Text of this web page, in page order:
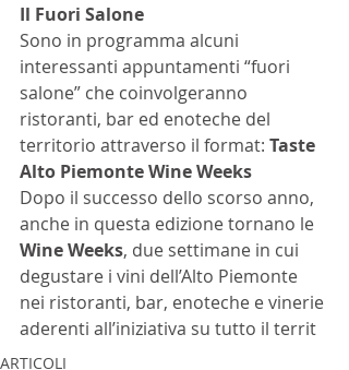
Il Fuori Salone
Sono in programma alcuni
interessanti appuntamenti “fuori
salone” che coinvolgeranno
ristoranti, bar ed enoteche del
territorio attraverso il format: Taste
Alto Piemonte Wine Weeks
Dopo il successo dello scorso anno,
anche in questa edizione tornano le
Wine Weeks, due settimane in cui
degustare i vini dell’Alto Piemonte
nei ristoranti, bar, enoteche e vinerie
aderenti all’iniziativa su tutto il territ
ARTICOLI